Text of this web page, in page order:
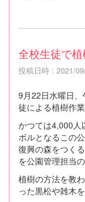
全校生徒で
投稿日時 : 2021/
9月22日水曜日
徒による植樹作
かつては4,000人
ボルとなるこの公
復興の森をつく
を公園管理担当
植樹の方法を教
った黒松や雑木